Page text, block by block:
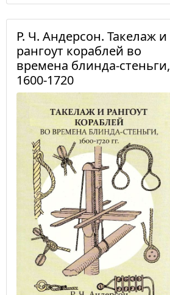
Р. Ч. Андерсон. Такелаж и
рангоут кораблей во
времена блинда-стеньги,
1600-1720